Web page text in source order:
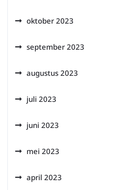
oktober 2023
september 2023
augustus 2023
juli 2023
juni 2023
mei 2023
april 2023